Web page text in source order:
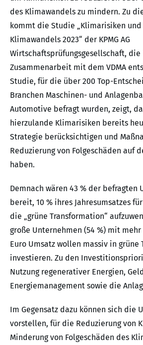
des Klimawandels zu mindern. Zu
kommt die Studie „Klimarisiken und
Klimawandels 2023“ der KPMG AG
Wirtschaftsprüfungsgesellschaft, die
Zusammenarbeit mit dem VDMA
Studie, für die über 200 Top-
Branchen Maschinen- und
Automotive befragt wurden, zeigt,
hierzulande Klimarisiken bereits
Strategie berücksichtigen und
Reduzierung von Folgeschäden auf
haben.
Demnach wären 43 % der befragten
bereit, 10 % ihres Jahresumsatzes
die „grüne Transformation“
große Unternehmen (54 %) mit
Euro Umsatz wollen massiv in grüne
investieren. Zu den
Nutzung regenerativer Energien,
Energiemanagement sowie die
Im Gegensatz dazu können sich die
vorstellen, für die Reduzierung von
Minderung von Folgeschäden des